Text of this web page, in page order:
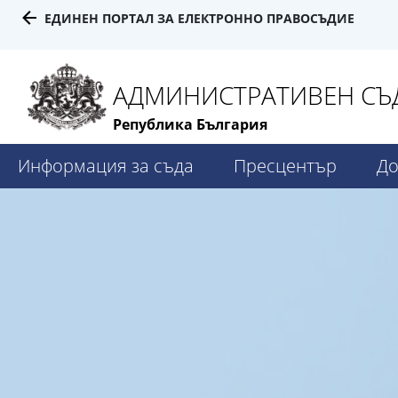
ЕДИНЕН ПОРТАЛ ЗА ЕЛЕКТРОННО ПРАВОСЪДИЕ
АДМИНИСТРАТИВЕН
Република България
Информация за съда Пресцентър